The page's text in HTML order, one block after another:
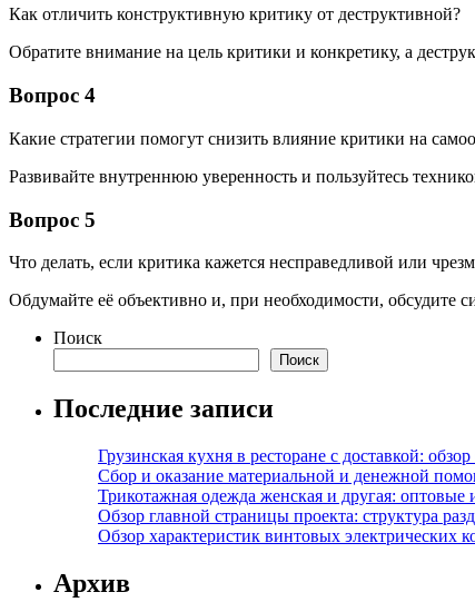
Как отличить конструктивную критику от деструктивной?
Обратите внимание на цель критики и конкретику, а
Вопрос 4
Какие стратегии помогут снизить влияние критики на
Развивайте внутреннюю уверенность и пользуйтесь
Вопрос 5
Что делать, если критика кажется несправедливой или
Обдумайте её объективно и, при необходимости, обсудите
Поиск
Поиск
Последние записи
Грузинская кухня в ресторане с доставкой:
Сбор и оказание материальной и денежной
Трикотажная одежда женская и другая:
Обзор главной страницы проекта: структура
Обзор характеристик винтовых электрических
Архив